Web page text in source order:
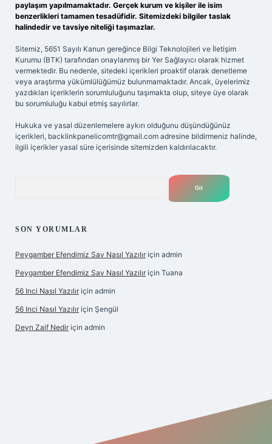
paylaşım yapılmamaktadır. Gerçek kurum ve kişiler ile isim
benzerlikleri tamamen tesadüfidir. Sitemizdeki bilgiler taslak
halindedir ve tavsiye niteliği taşımazlar.
Sitemiz, 5651 Sayılı Kanun gereğince Bilgi Teknolojileri ve İletişim
Kurumu (BTK) tarafından onaylanmış bir Yer Sağlayıcı olarak hizmet
vermektedir. Bu nedenle, sitedeki içerikleri proaktif olarak denetleme
veya araştırma yükümlülüğümüz bulunmamaktadır. Ancak, üyelerimiz
yazdıkları içeriklerin sorumluluğunu taşımakta olup, siteye üye olarak
bu sorumluluğu kabul etmiş sayılırlar.
Hukuka ve yasal düzenlemelere aykırı olduğunu düşündüğünüz
içerikleri, backlinkpanelicomtr@gmail.com adresine bildirmeniz halinde,
ilgili içerikler yasal süre içerisinde sitemizden kaldırılacaktır.
SON YORUMLAR
Peygamber Efendimiz Sav Nasıl Yazılır için admin
Peygamber Efendimiz Sav Nasıl Yazılır için Tuana
56 Inci Nasıl Yazılır için admin
56 Inci Nasıl Yazılır için Şengül
Deyn Zaif Nedir için admin